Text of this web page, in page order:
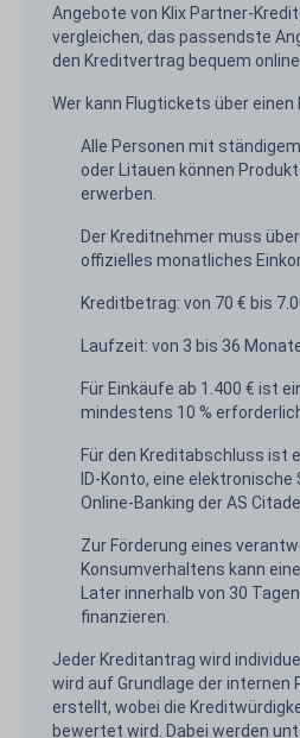
Angebote von Klix Partner-
vergleichen, das passendste
den Kreditvertrag bequem
Wer kann Flugtickets über einen
Alle Personen mit
oder Litauen können
erwerben.
Der Kreditnehmer muss
offizielles monatliches
Kreditbetrag: von 70 € bis
Laufzeit: von 3 bis 36
Für Einkäufe ab 1.400 € ist
mindestens 10 %
Für den Kreditabschluss ist
ID-Konto, eine
Online-Banking der AS
Zur Förderung eines
Konsumverhaltens kann
Later innerhalb von 30
finanzieren.
Jeder Kreditantrag wird
wird auf Grundlage der internen
erstellt, wobei die
bewertet wird. Dabei werden